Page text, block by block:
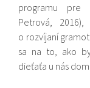
programu pre
Petrová,
o rozvíjaní
sa na to, ako
dieťaťa u nás